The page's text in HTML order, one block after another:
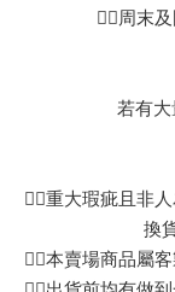
👉🏻周末
若有大
👉🏻重大瑕疵且非
換
👉🏻本賣場商品屬